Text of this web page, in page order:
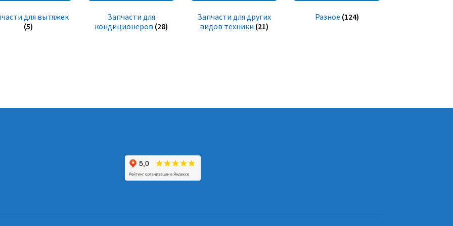
для вытяжек
(5)
Запчасти для
кондиционеров (28)
Запчасти для других
видов техники (21)
Разное (124)